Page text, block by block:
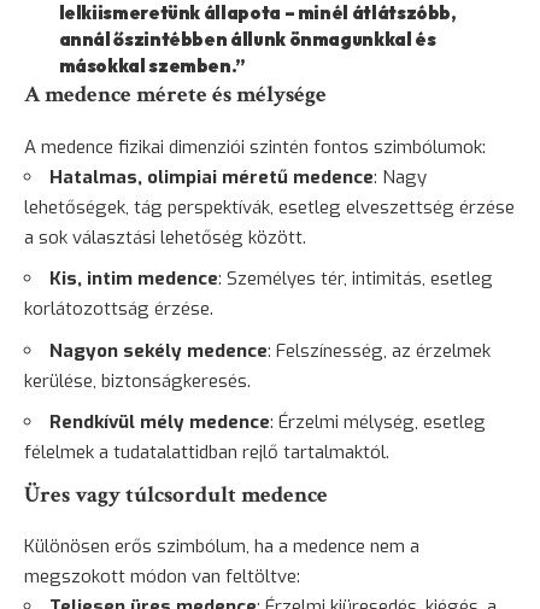
lelkiismeretünk állapota – minél átlátszóbb,
annál őszintébben állunk önmagunkkal és
másokkal szemben.”
A medence mérete és mélysége
A medence fizikai dimenziói szintén fontos szimbólumok:
Hatalmas, olimpiai méretű medence: Nagy
lehetőségek, tág perspektívák, esetleg elveszettség érzése
a sok választási lehetőség között.
Kis, intim medence: Személyes tér, intimitás, esetleg
korlátozottság érzése.
Nagyon sekély medence: Felszínesség, az érzelmek
kerülése, biztonságkeresés.
Rendkívül mély medence: Érzelmi mélység, esetleg
félelmek a tudatalattidban rejlő tartalmaktól.
Üres vagy túlcsordult medence
Különösen erős szimbólum, ha a medence nem a
megszokott módon van feltöltve: